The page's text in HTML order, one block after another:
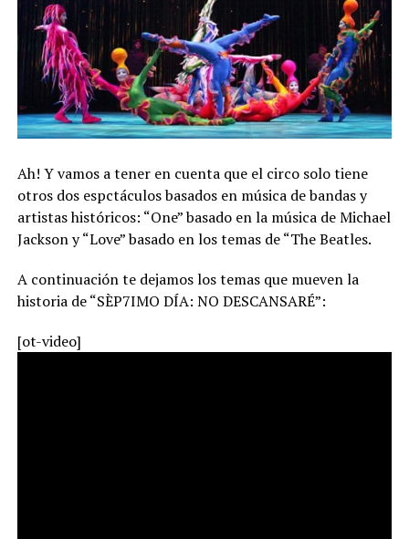
Ah! Y vamos a tener en cuenta que el circo solo tiene
otros dos espctáculos basados en música de bandas y
artistas históricos: “One” basado en la música de Michael
Jackson y “Love” basado en los temas de “The Beatles.
A continuación te dejamos los temas que mueven la
historia de “SÈP7IMO DÍA: NO DESCANSARÉ”:
[ot-video]